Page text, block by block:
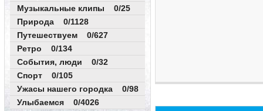
Музыкальные клипы 0/25
Природа 0/1128
Путешествуем 0/627
Ретро 0/134
События, люди 0/32
Спорт 0/105
Ужасы нашего городка 0/98
Улыбаемся 0/4026